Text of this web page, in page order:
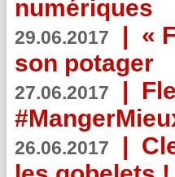
numériques
29.06.2017 | «
son potager
27.06.2017 |
26.06.2017 |